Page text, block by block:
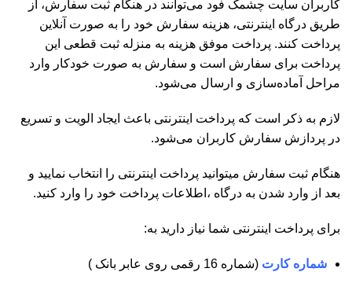
کاربران سایت چشمک فود می‌توانند در هنگام ثبت سفارش، از
طریق درگاه اینترنتی، هزینه سفارش خود را به صورت آنلاین
پرداخت کنند. پرداخت موفق هزینه به منزله ثبت قطعی این
پرداخت برای سفارش است و سفارش به صورت خودکار وارد
مراحل آماده‌سازی و ارسال می‏‌شود.
لازم به ذکر است که پرداخت اینترنتی باعث ایجاد الویت و تسریع
در پردازش سفارش کاربران می‌شود.
هنگام ثبت سفارش میتوانید پرداخت اینترنتی را انتخاب نمایید و
بعد از وارد شدن به درگاه ،اطلاعات پرداخت خود را وارد کنید.
برای پرداخت اینترنتی شما نیاز دارید به:
شماره کارت (شماره 16 رقمی روی عابر بانک )